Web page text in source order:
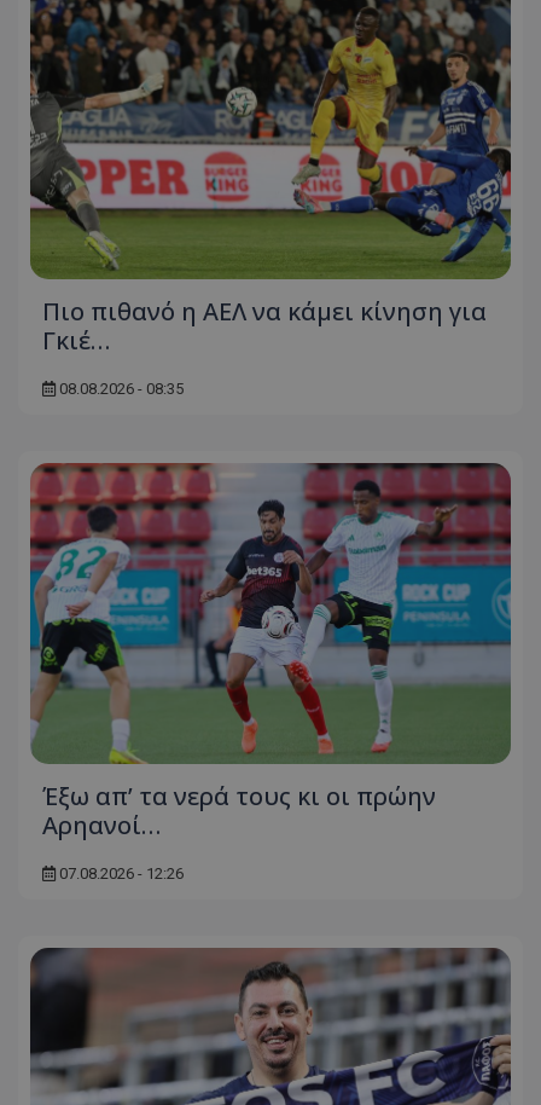
Πιο πιθανό η ΑΕΛ να κάμει κίνηση για
Γκιέ…
08.08.2026 - 08:35
Έξω απ’ τα νερά τους κι οι πρώην
Αρηανοί…
07.08.2026 - 12:26